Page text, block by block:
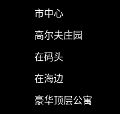
市中心
高尔夫庄园
在码头
在海边
豪华顶层公寓